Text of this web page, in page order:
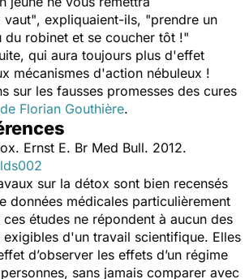
vaut", expliquaient-ils, "prendre un
du robinet et se coucher tôt !"
qui aura toujours plus d'effet
mécanismes d'action nébuleux !
sur les fausses promesses des cures
Florian Gouthière.
Ernst E. Br Med Bull. 2012.
sur la détox sont bien recensés
données médicales particulièrement
études ne répondent à aucun des
d'un travail scientifique. Elles
d’observer les effets d’un régime
sans jamais comparer avec